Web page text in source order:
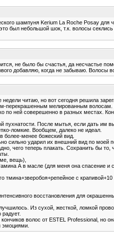
шампуня Kerium La Roche Posay для
был небольшой шок, т.к. волосы
не было бы счастья, да несчастье
добавляю, когда не забываю. Волосы
читаю, но вот сегодня решила
мелированным
по ней соверешенно в разных местах.
После мытья, если дать
ломкие. Вообщем, далеко не идеал.
более-менее божеский вид.
сильно ударил их внешний вид по
чего теперь плакать. Сохранить бы
вещь),
А в масле (для меня она спасение
с
восстановления для
Из сухой, жесткой, ломкой
волос от ESTEL Professional,
эмоциями.